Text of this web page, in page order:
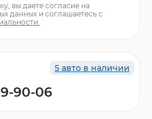
вы даете согласие на
данных и соглашаетесь с
5 авто в наличии
90-06